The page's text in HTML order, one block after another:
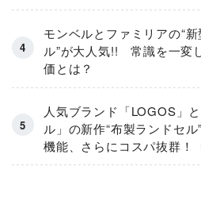
モンベルとファミリアの“
ル”が大人気!! 常識を一変
価とは？
人気ブランド「LOGOS」
ル」の新作“布製ランドセル
機能、さらにコスパ抜群！
デル〕